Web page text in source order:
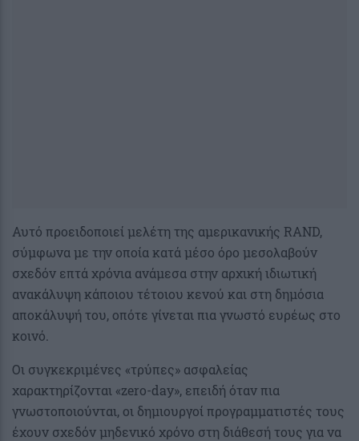
Αυτό προειδοποιεί μελέτη της αμερικανικής RAND,
σύμφωνα με την οποία κατά μέσο όρο μεσολαβούν
σχεδόν επτά χρόνια ανάμεσα στην αρχική ιδιωτική
ανακάλυψη κάποιου τέτοιου κενού και στη δημόσια
αποκάλυψή του, οπότε γίνεται πια γνωστό ευρέως στο
κοινό.
Οι συγκεκριμένες «τρύπες» ασφαλείας
χαρακτηρίζονται «zero-day», επειδή όταν πια
γνωστοποιούνται, οι δημιουργοί προγραμματιστές τους
έχουν σχεδόν μηδενικό χρόνο στη διάθεσή τους για να